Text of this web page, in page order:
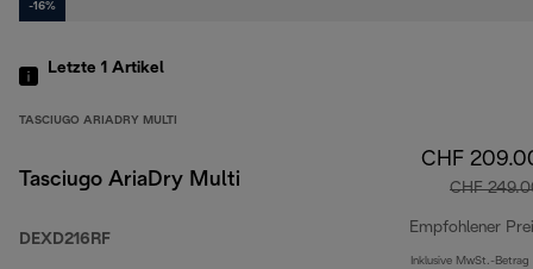
-16%
Letzte 1 Artikel
TASCIUGO ARIADRY MULTI
Tasciugo AriaDry Multi
DEXD216RF
CHF
CHF
Empfohlener
Inklusive MwSt.-Betrag